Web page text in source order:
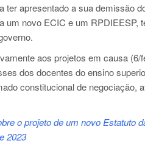
ter apresentado a sua demissão
um novo ECIC e um
aos projetos em causa
dos docentes do ensino
constitucional de
o projeto de um novo Estatuto
2023